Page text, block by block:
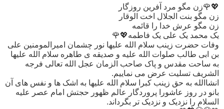
💖🌹زن مگو مرد آفرین روزگار
زن مگو بنت الجلال اخت الوقار
زن مگو عرش خدا را قائمه
یک محمد یک علی یک فاطمه💖🌹
وفات حضرت زینب سلام الله علیها نور چشمان امیرالمومنین علی
بن ابی طالب صلوات الله علیه و صدیقه ی طاهره سلام الله علیها
به ساحت مقدس و پاک صاحب الزمان عجل الله تعالی فرجه
الشریف تسلیت عرض می نماییم.
انشاالله به حق زینب کبرا سلام الله علیها به اشک ها و نفس های آن
بانو در روز عاشورا پروردگار عالم ظهور حجتش امام عصر علیه
السلام را نزدیک و نزدیک تر بگرداند.